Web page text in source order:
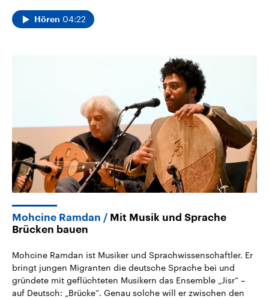
Hören 04:22
Mohcine Ramdan
Mit Musik und Sprache
Brücken bauen
Mohcine Ramdan ist Musiker und Sprachwissenschaftler. Er
bringt jungen Migranten die deutsche Sprache bei und
gründete mit geflüchteten Musikern das Ensemble „Jisr“ –
auf Deutsch: „Brücke“. Genau solche will er zwischen den